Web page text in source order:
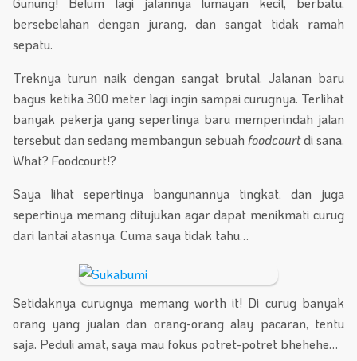
bersebelahan dengan jurang, dan sangat tidak ramah
sepatu.
Treknya turun naik dengan sangat brutal. Jalanan baru
bagus ketika 300 meter lagi ingin sampai curugnya. Terlihat
banyak pekerja yang sepertinya baru memperindah jalan
tersebut dan sedang membangun sebuah foodcourtdi sana.
What? Foodcourt!?
Saya lihat sepertinya bangunannya tingkat, dan juga
sepertinya memang ditujukan agar dapat menikmati curug
dari lantai atasnya. Cuma saya tidak tahu…
Setidaknya curugnya memang worth it! Di curug banyak
orang yang jualan dan orang-orangalaypacaran, tentu
saja. Peduli amat, saya mau fokus potret-potret bhehehe…